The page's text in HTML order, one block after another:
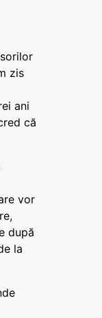
zis
ani
că
vor
după
la